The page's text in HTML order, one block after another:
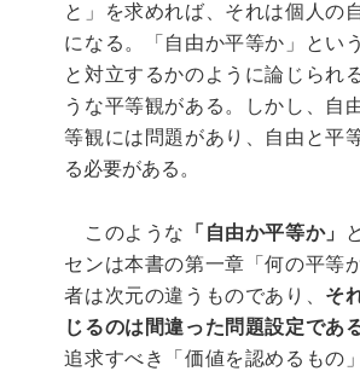
と」を求めれば、それは個人の
になる。「自由か平等か」とい
と対立するかのように論じられ
うな平等観がある。しかし、自
等観には問題があり、自由と平
る必要がある。
このような 「自由か平等か」
センは本書の第一章「何の平等
者は次元の違うものであり、 そ
じるのは間違った問題設定であ
追求すべき「価値を認めるもの